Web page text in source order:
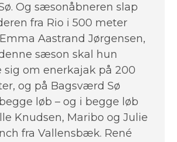
Og sæsonåbneren slap
fra Rio i 500 meter
Aastrand Jørgensen,
sæson skal hun
sig om enerkajak på 200
og på Bagsværd Sø
løb – og i begge løb
Knudsen, Maribo og Julie
fra Vallensbæk. René